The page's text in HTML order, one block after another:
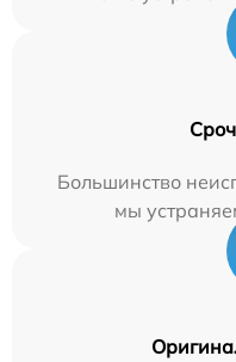
Большинство
мы